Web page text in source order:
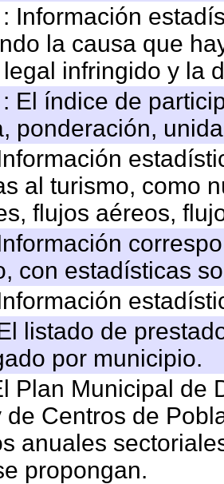
Información
la causa que
infringido y la
El índice de
ponderación,
al turismo, como
flujos aéreos,
con estadísticas
listado de
por municipio.
Plan Municipal de
de Centros de
anuales
propongan.